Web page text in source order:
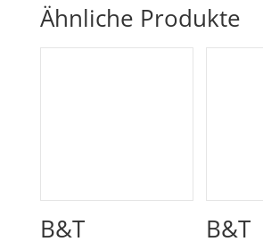
Ähnliche Produkte
B&T
B&T